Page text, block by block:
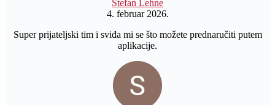
Stefan Lehne
4. februar 2026.
Super prijateljski tim i sviđa mi se što možete prednaručiti putem
aplikacije.